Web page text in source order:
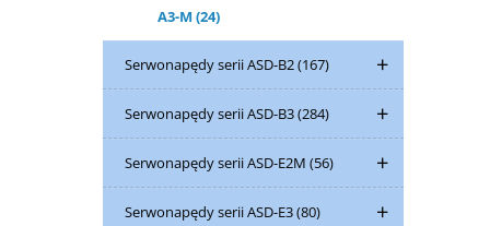
A3-M (24)
Serwonapędy serii ASD-B2(167)
Serwonapędy serii ASD-B3(284)
Serwonapędy serii ASD-E2M (56)
Serwonapędy serii ASD-E3(80)